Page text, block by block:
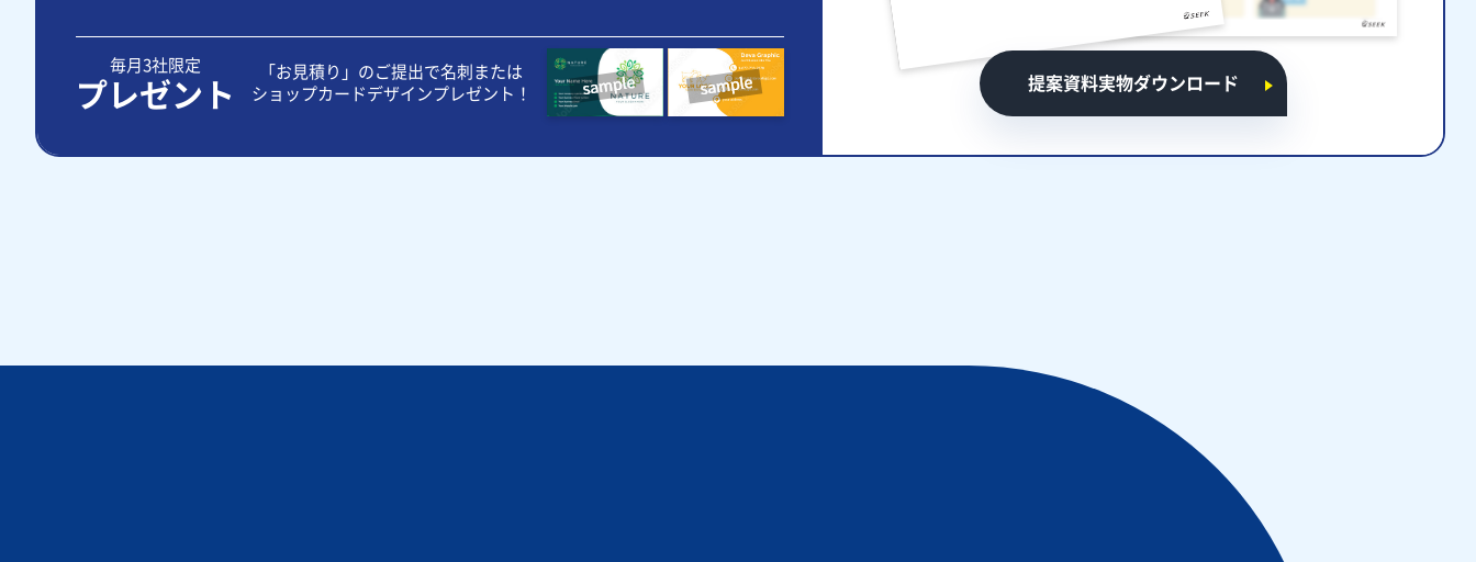
毎月3社限定
プレゼント
「お見積り」のご提出で名刺または
ショップカードデザインプレゼント！
提案資料実物ダウンロード